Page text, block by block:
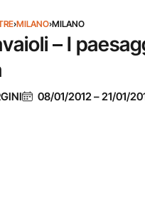
›MILANO›MILANO
– I
08/01/2012–21/01/